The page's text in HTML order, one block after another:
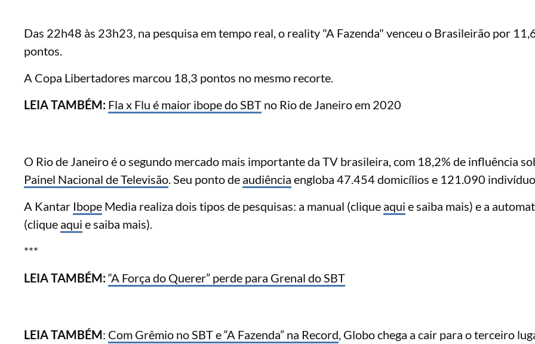
Das 22h48 às 23h23, na pesquisa em tempo real, o reality "A Fazenda" venceu o Brasileirão por
pontos.
A Copa Libertadores marcou 18,3 pontos no mesmo recorte.
LEIA TAMBÉM: Fla x Flu é maior ibope do SBTno Rio de Janeiro em 2020
O Rio de Janeiro é o segundo mercado mais importante da TV brasileira, com 18,2% de influência
Painel Nacional de Televisão. Seu ponto de audiência engloba 47.454 domicílios e 121.090
A Kantar IbopeMedia realiza dois tipos de pesquisas: a manual (clique aqui e saiba mais) e a
(clique aqui e saiba mais).
***
LEIA TAMBÉM:“A Força do Querer” perde para Grenal do SBT
LEIA TAMBÉM: Com Grêmio no SBT e “A Fazenda” na Record , Globo chega a cair para o terceiro